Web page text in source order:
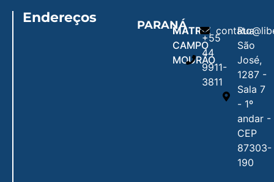
Endereços PARANÁMATRIZ
CAMPO
MOURÃO
+55
44
9911-
3811
Rua
São
José,
1287 -
Sala 7
- 1º
andar -
CEP
87303-
190